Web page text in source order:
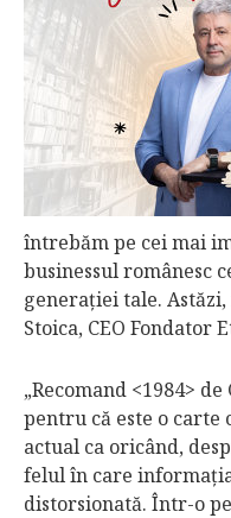
întrebăm pe cei mai
businessul românesc
generaţiei tale.
Stoica, CEO Fondator
„Recomand <1984>
pentru că este o carte
actual ca oricând,
felul în care
distorsionată. Într-o